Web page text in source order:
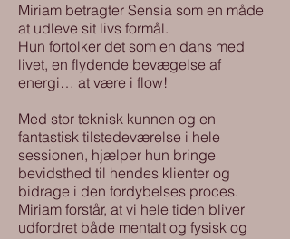
Miriam betragter Sensia som en måde
at udleve sit livs formål.
Hun fortolker det som en dans med
livet, en flydende bevægelse af
energi… at være i flow!
Med stor teknisk kunnen og en
fantastisk tilstedeværelse i hele
sessionen, hjælper hun bringe
bevidsthed til hendes klienter og
bidrage i den fordybelses proces.
Miriam forstår, at vi hele tiden bliver
udfordret både mentalt og fysisk og